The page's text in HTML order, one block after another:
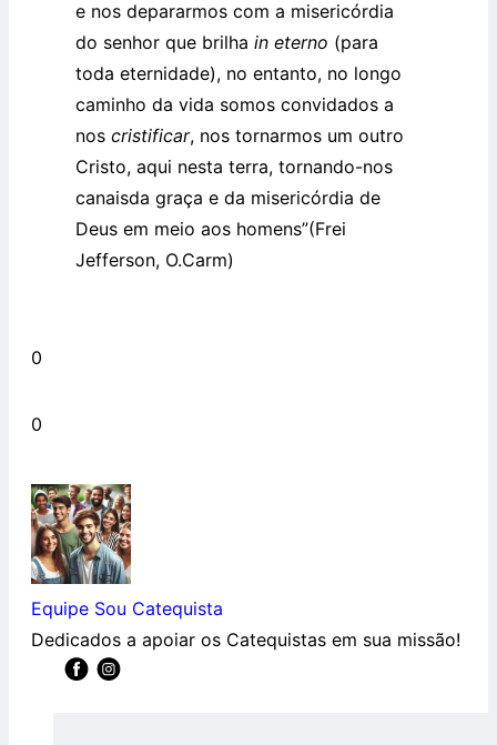
e nos depararmos com a misericórdia
do senhor que brilha in eterno (para
toda eternidade), no entanto, no longo
caminho da vida somos convidados a
nos cristificar, nos tornarmos um outro
Cristo, aqui nesta terra, tornando-nos
canaisda graça e da misericórdia de
Deus em meio aos homens”(Frei
Jefferson, O.Carm)
0
0
Equipe Sou Catequista
Dedicados a apoiar os Catequistas em sua missão!